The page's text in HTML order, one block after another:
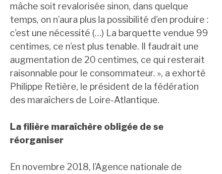
mâche soit revalorisée sinon, dans quelque
temps, on n’aura plus la possibilité d’en produire :
c’est une nécessité (…) La barquette vendue 99
centimes, ce n’est plus tenable. Il faudrait une
augmentation de 20 centimes, ce qui resterait
raisonnable pour le consommateur. », a exhorté
Philippe Retière, le président de la fédération
des maraîchers de Loire-Atlantique.
La filière maraîchère obligée de se
réorganiser
En novembre 2018, l’Agence nationale de